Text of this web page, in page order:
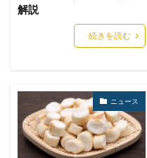
スパムメール
スピア
スマートEDR
スマー
セキュリティアプリ
セキュリティエンジニア
セキュリティソフト
解説
続きを読む
ニュース